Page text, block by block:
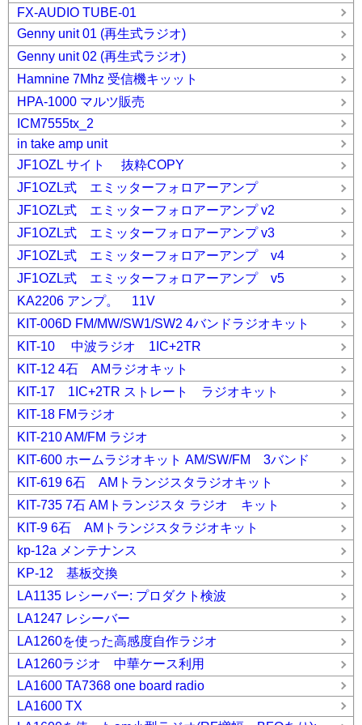
FX-AUDIO TUBE-01
Genny unit 01 (再生式ラジオ)
Genny unit 02 (再生式ラジオ)
Hamnine 7Mhz 受信機キッット
HPA-1000 マルツ販売
ICM7555tx_2
in take amp unit
JF1OZL サイト 抜粋COPY
JF1OZL式 エミッターフォロアーアンプ
JF1OZL式 エミッターフォロアーアンプ v2
JF1OZL式 エミッターフォロアーアンプ v3
JF1OZL式 エミッターフォロアーアンプ v4
JF1OZL式 エミッターフォロアーアンプ v5
KA2206 アンプ。 11V
KIT-006D FM/MW/SW1/SW2 4バンドラジオキット
KIT-10 中波ラジオ 1IC+2TR
KIT-12 4石 AMラジオキット
KIT-17 1IC+2TR ストレート ラジオキット
KIT-18 FMラジオ
KIT-210 AM/FM ラジオ
KIT-600 ホームラジオキット AM/SW/FM 3バンド
KIT-619 6石 AMトランジスタラジオキット
KIT-735 7石 AMトランジスタ ラジオ キット
KIT-9 6石 AMトランジスタラジオキット
kp-12a メンテナンス
KP-12 基板交換
LA1135 レシーバー: プロダクト検波
LA1247 レシーバー
LA1260を使った高感度自作ラジオ
LA1260ラジオ 中華ケース利用
LA1600 TA7368 one board radio
LA1600 TX